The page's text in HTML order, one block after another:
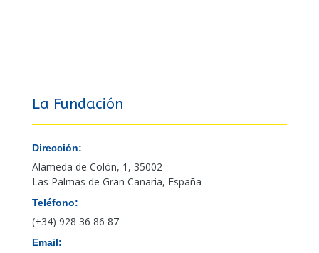
La Fundación
Dirección:
Alameda de Colón, 1, 35002
Las Palmas de Gran Canaria, España
Teléfono:
(+34) 928 36 86 87
Email: